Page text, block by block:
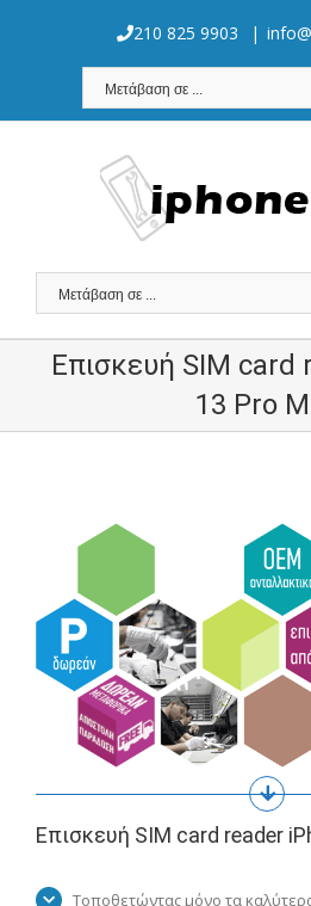
210 825 9903 |
Μετάβαση σε ...
Μετάβαση σε ...
Επισκευή SIM card
13 Pro
Επισκευή SIM card reader
Τοποθετώντας μόνο τα